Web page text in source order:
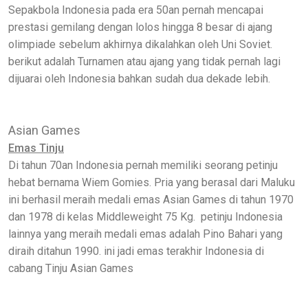
Sepakbola Indonesia pada era 50an pernah mencapai
prestasi gemilang dengan lolos hingga 8 besar di ajang
olimpiade sebelum akhirnya dikalahkan oleh Uni Soviet.
berikut adalah Turnamen atau ajang yang tidak pernah lagi
dijuarai oleh Indonesia bahkan sudah dua dekade lebih.
Asian Games
Emas Tinju
Di tahun 70an Indonesia pernah memiliki seorang petinju
hebat bernama Wiem Gomies. Pria yang berasal dari Maluku
ini berhasil meraih medali emas Asian Games di tahun 1970
dan 1978 di kelas Middleweight 75 Kg. petinju Indonesia
lainnya yang meraih medali emas adalah Pino Bahari yang
diraih ditahun 1990. ini jadi emas terakhir Indonesia di
cabang Tinju Asian Games